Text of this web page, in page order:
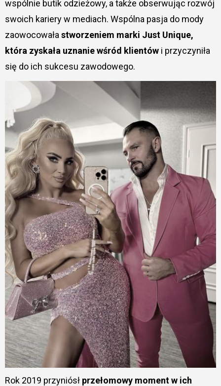
wspólnie butik odzieżowy, a także obserwując rozwój
swoich kariery w mediach. Wspólna pasja do mody
zaowocowała stworzeniem marki Just Unique,
która zyskała uznanie wśród klientówi przyczyniła
się do ich sukcesu zawodowego.
Rok 2019 przyniósł przełomowy moment w ich